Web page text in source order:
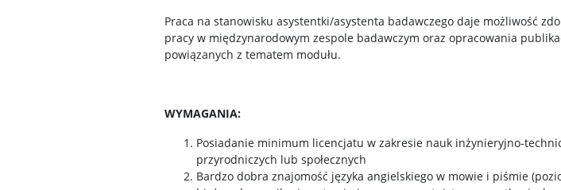
Praca na stanowisku asystentki/asystenta badawczego daje możliwość
pracy w międzynarodowym zespole badawczym oraz opracowania
powiązanych z tematem modułu.
WYMAGANIA:
Posiadanie minimum licencjatu w zakresie nauk inżynieryjno-
przyrodniczych lub społecznych
Bardzo dobra znajomość języka angielskiego w mowie i piśmie